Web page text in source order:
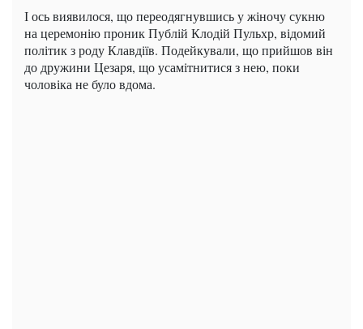
І ось виявилося, що переодягнувшись у жіночу сукню
на церемонію проник Публій Клодій Пульхр, відомий
політик з роду Клавдіїв. Подейкували, що прийшов він
до дружини Цезаря, що усамітнитися з нею, поки
чоловіка не було вдома.